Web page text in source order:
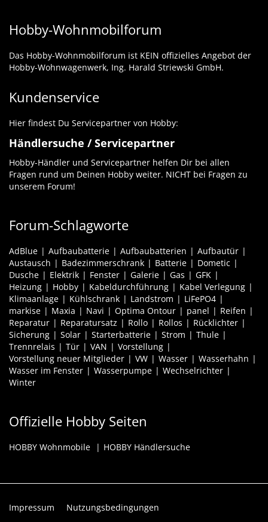
Hobby-Wohnmobilforum
Das Hobby-Wohnmobilforum ist KEIN offizielles Angebot der
Hobby-Wohnwagenwerk, Ing. Harald Striewski GmbH.
Kundenservice
Hier findest Du Servicepartner von Hobby:
Händlersuche / Servicepartner
Hobby-Händler und Servicepartner helfen Dir bei allen
Fragen rund um Deinen Hobby weiter. NICHT bei Fragen zu
unserem Forum!
Forum-Schlagworte
AdBlue Aufbaubatterie Aufbaubatterien
Aufbautür
Austausch
Badezimmerschrank Batterie
Dometic
Dusche
Elektrik Fenster Galerie Gas
GFK
Heizung
Hobby Kabeldurchführung
Kabel Verlegung
Klimaanlage
Kühlschrank Landstrom
LiFePO4
markise
Maxia Navi Optima Ontour panel
Reifen
Reparatur
Reparatursatz Rollo Rollos
Rücklichter
Sicherung
Solar Starterbatterie Strom
Thule
Trennrelais
Tür VAN
Vorstellung
Vorstellung neuer Mitglieder
VW Wasser
Wasserhahn
Wasser im Fenster
Wasserpumpe
Wechselrichter
Winter
Offizielle Hobby Seiten
HOBBY Wohnmobile HOBBY Händlersuche
Impressum Nutzungsbedingungen